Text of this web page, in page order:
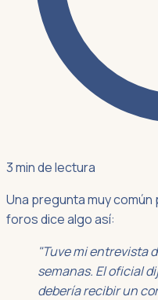
3 min de lectura
Una pregunta muy
foros dice algo así:
"Tuve mi entrevista
semanas. El oficial
debería recibir un